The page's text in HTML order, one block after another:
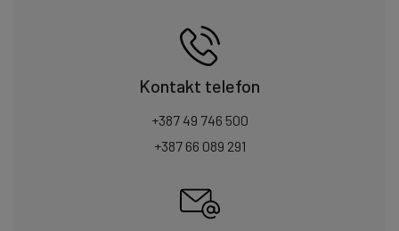
Kontakt telefon
+387 49 746 500
+387 66 089 291